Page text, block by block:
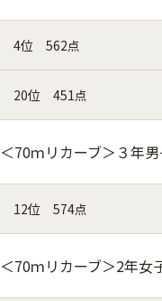
4位 562点
20位 451点
＜70ｍリカーブ＞３年
12位 574点
＜70ｍリカーブ＞2年女